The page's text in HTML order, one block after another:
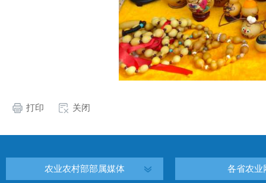
打印 关闭
农业农村部部属媒体 各省农业